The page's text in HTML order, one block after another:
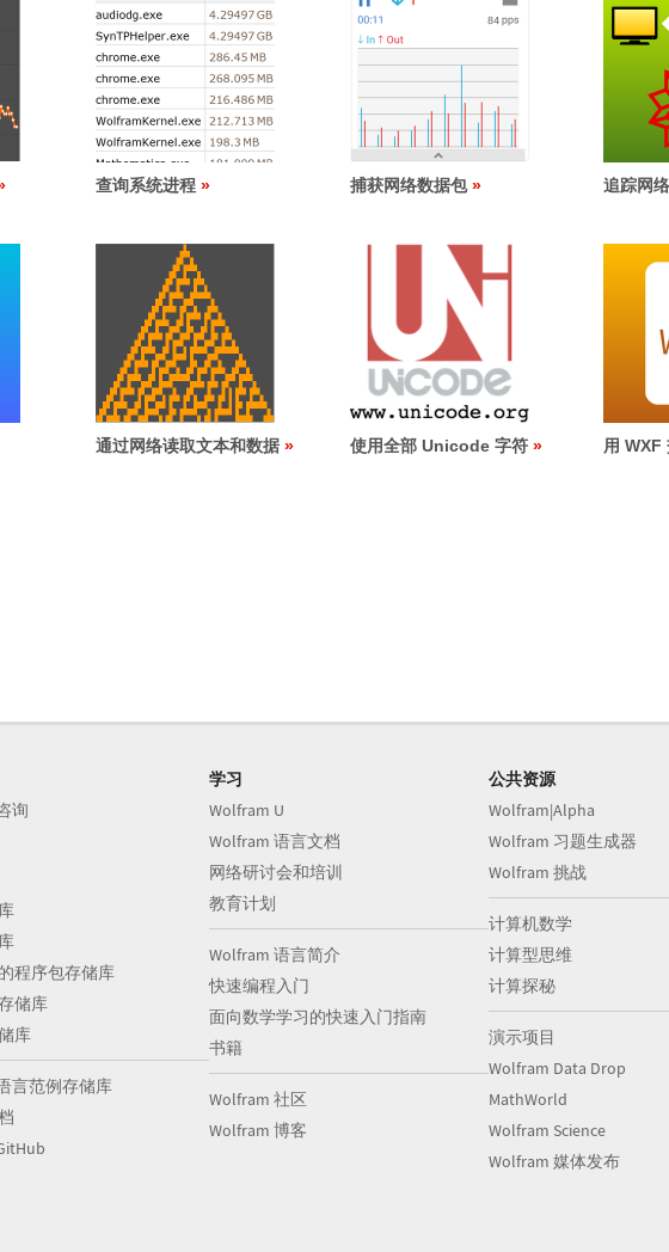
查询系统进程 捕获网络数据包 追踪网
通过网络读取文本和数据 使用全部 Unicode 字符 用 WXF
询
程序包存储库
储库
库
言范例存储库
学习
Wolfram U
Wolfram 语言文档
网络研讨会和培训
教育计划
Wolfram 语言简介
快速编程入门
面向数学学习的快速入门指南
书籍
Wolfram 社区
Wolfram 博客
公共资源
Wolfram|Alpha
Wolfram 习题生成器
Wolfram 挑战
计算机数学
计算型思维
计算探秘
演示项目
Wolfram Data Drop
MathWorld
Wolfram Science
Wolfram 媒体发布